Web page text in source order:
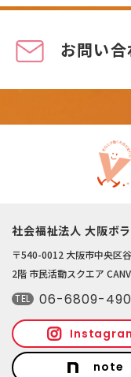
お問い合
社会福祉法人 大阪ボ
〒540-0012 大阪市中央区
2階 市民活動スクエア
TEL 06-6809-
note